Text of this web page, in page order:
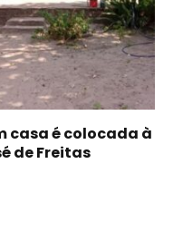
casa é colocada à
de Freitas